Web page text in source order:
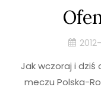
Jak wczoraj i dziś
meczu Polska-